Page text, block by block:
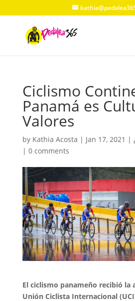
Ciclismo
Panamá es
Valores
by Kathia Acosta | Jan 17, 2021 |
| 0 comments
El ciclismo panameño recibió la
Unión Ciclista Internacional